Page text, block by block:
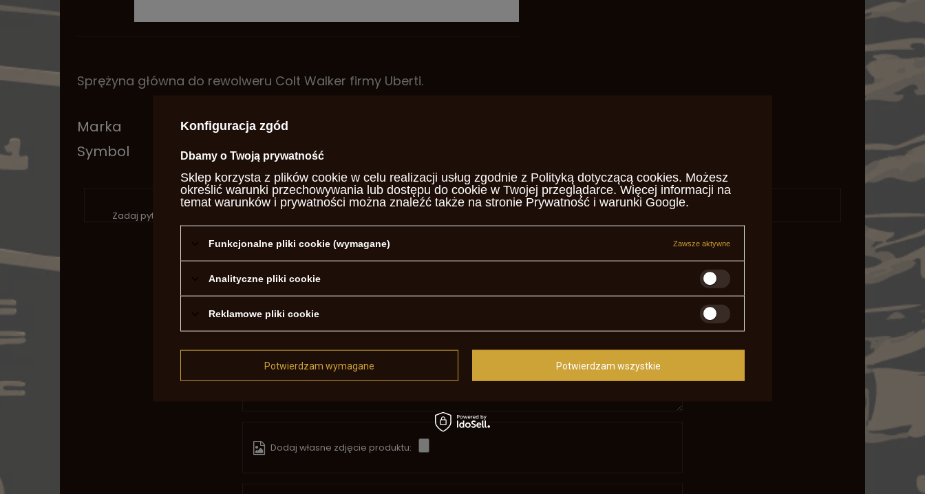
Sprężyna główna do rewolweru Colt Walker firmy Uberti.
Marka
Uberti
Symbol
992 (G6)
Potrzebujesz pomocy? Masz pytania?
Zadaj pytanie a my odpowiemy niezwłocznie, najciekawsze pytania i odpowiedzi publikując dla innych.
Zadaj pytanie
NAPISZ SWOJĄ OPINIĘ
Twoja ocena:
Treść twojej opinii
Dodaj własne zdjęcie produktu:
Konfiguracja zgód
Dbamy o Twoją prywatność
Sklep korzysta z plików cookie w celu realizacji usług zgodnie z Polityką dotyczącą cookies. Możesz
określić warunki przechowywania lub dostępu do cookie w Twojej przeglądarce. Więcej informacji na
temat warunków i prywatności można znaleźć także na stronie Prywatność i warunki Google.
Funkcjonalne pliki cookie (wymagane) Zawsze aktywne
Analityczne pliki cookie
Reklamowe pliki cookie
Potwierdzam wymagane Potwierdzam wszystkie